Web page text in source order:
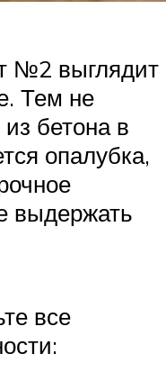
№2 выглядит
Тем не
бетона в
опалубка,
выдержать
все